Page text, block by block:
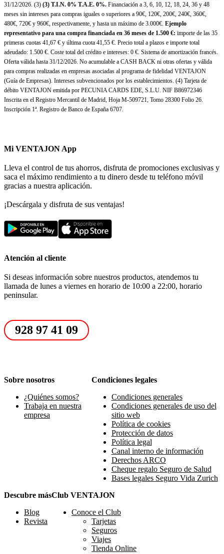
31/12/2026. (3) (3) T.I.N. 0% T.A.E. 0%. Financiación a 3, 6, 10, 12, 18, 24, 36 y 48
meses sin intereses para compras iguales o superiores a 90€, 120€, 200€, 240€, 360€,
480€, 720€ y 960€, respectivamente, y hasta un máximo de 3.000€. Ejemplo
representativo para una compra financiada en 36 meses de 1.500 €: importe de las 35
primeras cuotas 41,67 € y última cuota 41,55 €. Precio total a plazos e importe total
adeudado: 1.500 €. Coste total del crédito e intereses: 0 €. Sistema de amortización francés.
Oferta válida hasta 31/12/2026. No acumulable a CASH BACK ni otras ofertas y válida
para compras realizadas en empresas asociadas al programa de fidelidad VENTAJON
(Guía de Empresas). Intereses subvencionados por los establecimientos. (4) Tarjeta de
débito VENTAJON emitida por PECUNIA CARDS EDE, S.L.U. NIF B86972346
Inscrita en el Registro Mercantil de Madrid, Hoja M-509721, Tomo 28300 Folio 26.
Inscripción 1ª. Registro de Banco de España 6707.
Mi VENTAJON App
Lleva el control de tus ahorros, disfruta de promociones exclusivas y
saca el máximo rendimiento a tu dinero desde tu teléfono móvil
gracias a nuestra aplicación.
¡Descárgala y disfruta de sus ventajas!
Atención al cliente
Si deseas información sobre nuestros productos, atendemos tu
llamada de lunes a viernes en horario de 10:00 a 22:00, horario
peninsular.
928 97 41 09
Sobre nosotros
¿Quiénes somos?
Trabaja en nuestra
empresa
Condiciones legales
Condiciones generales
Condiciones generales de uso del
sitio web
Política de cookies
Protección de datos
Política legal
Canal interno de información
Derechos ARCO
Cheque regalo Seguro de Salud
Bases legales Seguro Vida Zurich
Descubre más
Blog
Revista
Club VENTAJON
Conoce el Club
Tarjetas
Seguros
Viajes
Tienda Online